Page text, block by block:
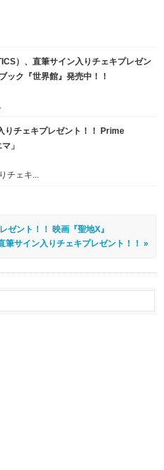
）、直筆サイン入りチェキプレゼン
ック『世界館』発売中！！
りチェキプレゼント！！ Prime
」
チェキ...
ゼント！！ 映画『聖地X』
筆サイン入りチェキプレゼント！！ »